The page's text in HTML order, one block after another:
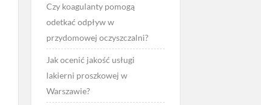
Czy koagulanty pomogą
odetkać odpływ w
przydomowej oczyszczalni?
Jak ocenić jakość usługi
lakierni proszkowej w
Warszawie?